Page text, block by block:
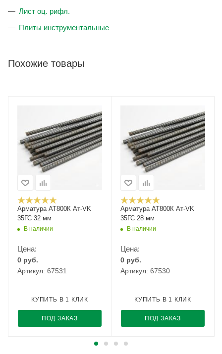
Лист оц. рифл.
Плиты инструментальные
Похожие товары
Арматура АТ800К Ат-VK
35ГС 32 мм
В наличии
Цена:
0 руб.
Артикул: 67531
ПОД ЗАКАЗ
КУПИТЬ В 1 КЛИК
Арматура АТ800К Ат-VK
35ГС 28 мм
В наличии
Цена:
0 руб.
Артикул: 67530
ПОД ЗАКАЗ
КУПИТЬ В 1 КЛИК